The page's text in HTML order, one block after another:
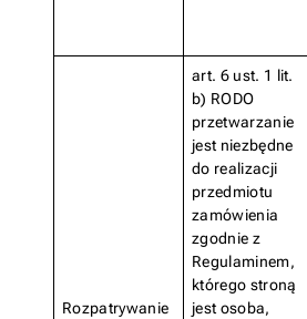
Rozpatrywanie
art. 6 ust. 1 lit.
b) RODO
przetwarzanie
jest niezbędne
do realizacji
przedmiotu
zamówienia
zgodnie z
Regulaminem,
którego stroną
jest osoba,